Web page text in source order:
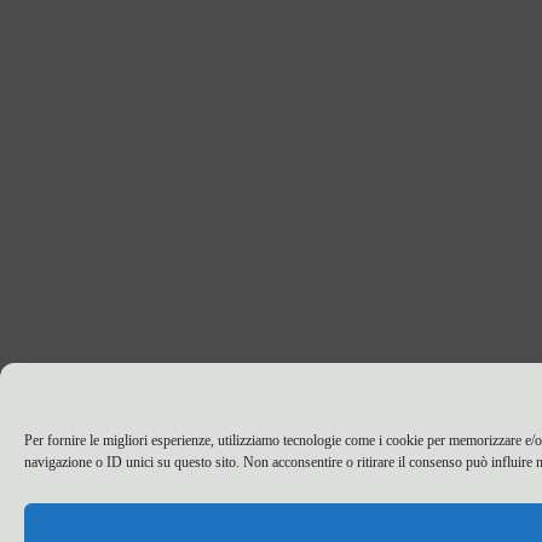
Per fornire le migliori esperienze, utilizziamo tecnologie come i cookie per memorizzare
navigazione o ID unici su questo sito. Non acconsentire o ritirare il consenso può influire